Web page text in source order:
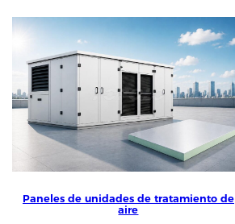
Paneles de unidades de tratamiento de
aire